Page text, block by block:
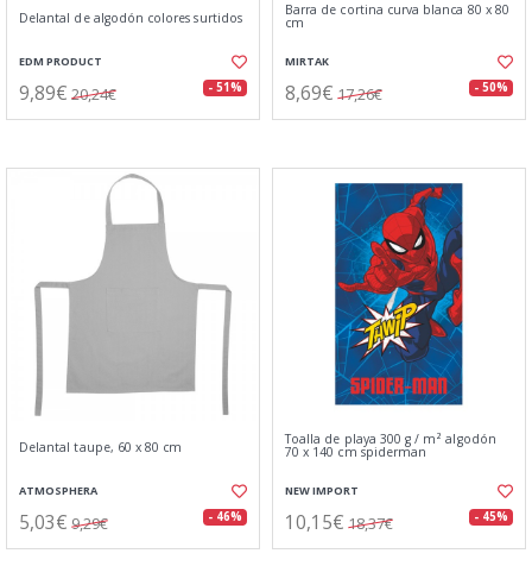
Delantal de algodón colores surtidos
EDM PRODUCT
9,89€ 20,24€ - 51%
Barra de cortina curva blanca 80 x 80
cm
MIRTAK
8,69€ 17,26€ - 50%
Delantal taupe, 60 x 80 cm
ATMOSPHERA
5,03€ 9,29€ - 46%
Toalla de playa 300 g / m² algodón
70 x 140 cm spiderman
NEW IMPORT
10,15€ 18,37€ - 45%